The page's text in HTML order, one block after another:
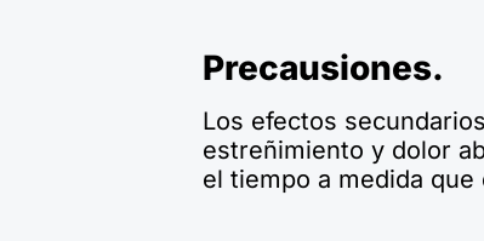
Precausiones.
Los efectos
estreñimiento y dolor
el tiempo a medida